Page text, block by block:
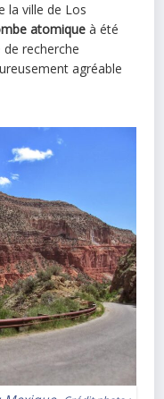
la ville de Los
atomique à été
recherche
agréable